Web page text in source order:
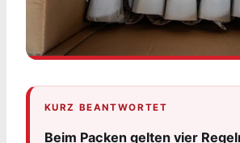
KURZ BEANTWORTET
Beim Packen gelten vier